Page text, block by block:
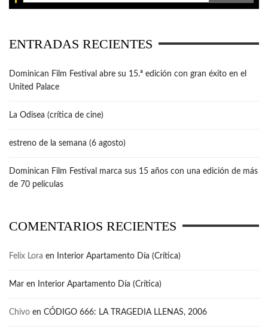
ENTRADAS RECIENTES
Dominican Film Festival abre su 15.ª edición con gran éxito en el
United Palace
La Odisea (crítica de cine)
estreno de la semana (6 agosto)
Dominican Film Festival marca sus 15 años con una edición de más
de 70 películas
COMENTARIOS RECIENTES
Felix Lora en Interior Apartamento Día (Crítica)
Mar en Interior Apartamento Día (Crítica)
Chivo en CÓDIGO 666: LA TRAGEDIA LLENAS, 2006